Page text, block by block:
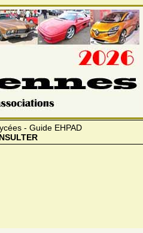
- Guide EHPAD